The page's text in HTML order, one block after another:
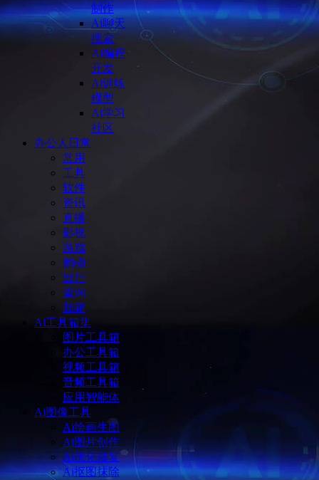
制作
Ai聊天
搜索
Ai编程
开发
Ai训练
模型
Ai学习
社区
办公人日常
常用
工具
软件
资讯
直播
影视
游戏
购物
出行
查询
邮箱
Ai工具箱集
图片工具箱
办公工具箱
视频工具箱
音频工具箱
应用智能体
Ai图像工具
Ai绘画生图
Ai图片创作
Ai优化修复
Ai抠图抹除